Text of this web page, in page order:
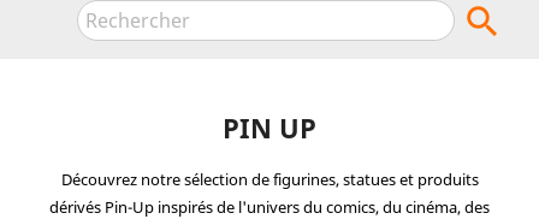

PIN UP
Découvrez notre sélection defigurines,statueset produits
dérivés Pin-Up inspirés de l'univers du comics, du cinéma, des